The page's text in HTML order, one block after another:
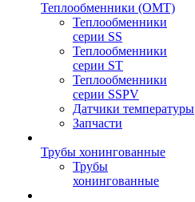
Теплообменники (OMT)
Теплообменники
серии SS
Теплообменники
серии ST
Теплообменники
серии SSPV
Датчики температуры
Запчасти
Трубы хонингованные
Трубы
хонингованные